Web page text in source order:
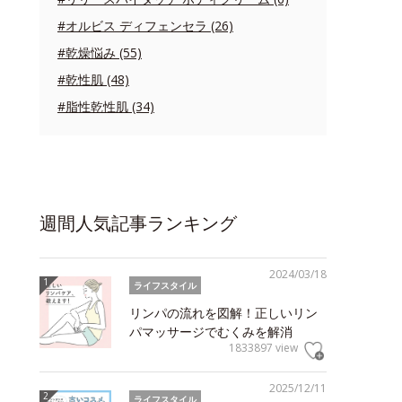
#オルビス ディフェンセラ (26)
#乾燥悩み (55)
#乾性肌 (48)
#脂性乾性肌 (34)
週間人気記事ランキング
2024/03/18
ライフスタイル
リンパの流れを図解！正しいリン
パマッサージでむくみを解消
1833897 view
2025/12/11
ライフスタイル